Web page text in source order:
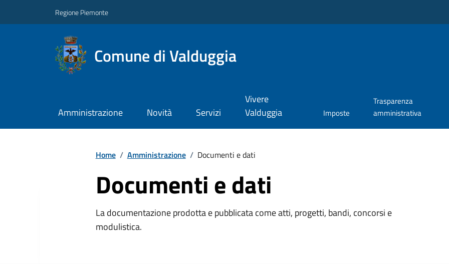
Regione Piemonte
Comune di Valduggia
Amministrazione Novità Servizi
Vivere
Valduggia
Imposte
Trasparenza
amministrativa
Home / Amministrazione / Documenti e dati
Documenti e dati
La documentazione prodotta e pubblicata come atti, progetti, bandi, concorsi e
modulistica.